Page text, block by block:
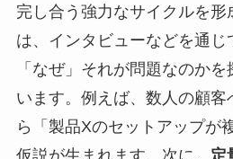
完し合う強力なサイクルを形
は、インタビューなどを通じ
「なぜ」それが問題なのか
います。例えば、数人の顧
ら「製品Xのセットアップが
仮説が生まれます。次に、 定